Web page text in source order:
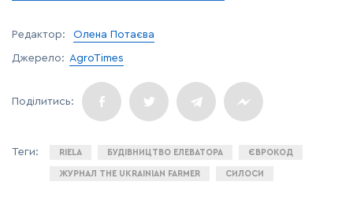
Редактор: Олена Потаєва
Джерело: AgroTimes
RIELA БУДІВНИЦТВО ЕЛЕВАТОРА ЄВРОКОД
ЖУРНАЛ THE UKRAINIAN FARMER СИЛОСИ